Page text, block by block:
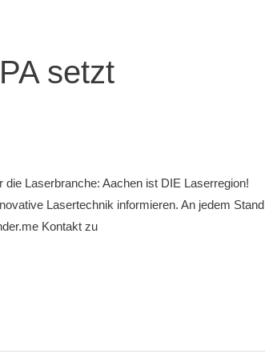
setzt
Laserbranche: Aachen ist DIE Laserregion!
Lasertechnik informieren. An jedem Stand
Kontakt zu